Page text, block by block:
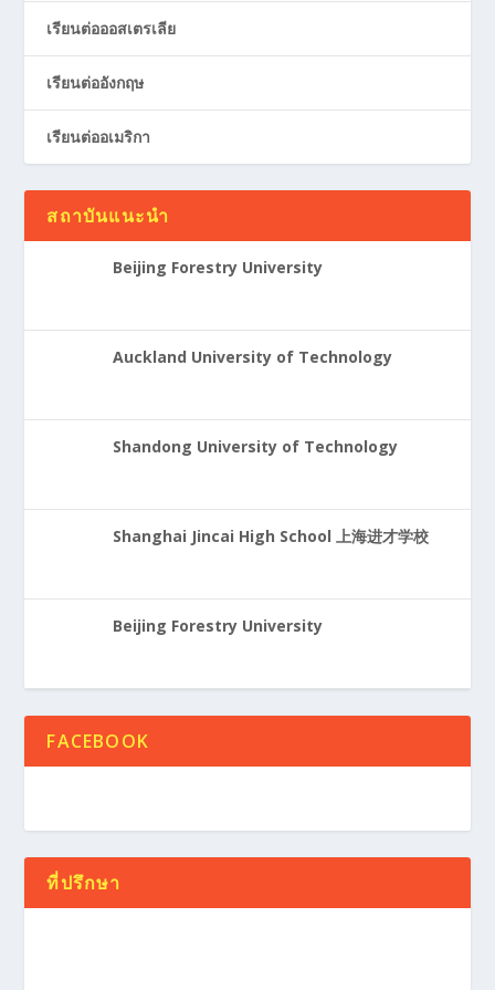
เรียนต่อออสเตรเลีย
เรียนต่ออังกฤษ
เรียนต่ออเมริกา
สถาบันแนะนำ
Beijing Forestry University
Auckland University of Technology
Shandong University of Technology
Shanghai Jincai High School 上海进才学校
Beijing Forestry University
FACEBOOK
ที่ปรึกษา